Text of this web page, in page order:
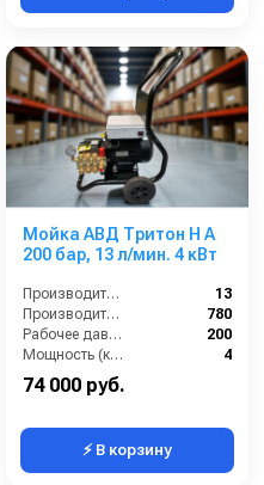
Мойка АВД Тритон H A
200 бар, 13 л/мин. 4 кВт
Производительность (л/мин):
13
Производительность (л/ч):
780
Рабочее давление (бар):
200
Мощность (кВт):
4
74 000 руб.
⚡ В корзину